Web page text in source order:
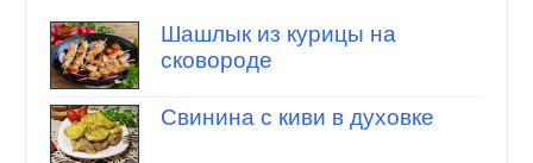
Шашлык из курицы на
сковороде
Свинина с киви в духовке